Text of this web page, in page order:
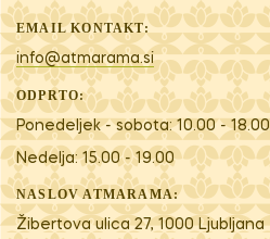
EMAIL KONTAKT:
info@atmarama.si
ODPRTO:
Ponedeljek - sobota: 10.00 - 18.00
Nedelja: 15.00 - 19.00
NASLOV ATMARAMA:
Žibertova ulica 27, 1000 Ljubljana